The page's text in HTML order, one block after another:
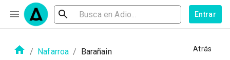
Entrar
/ Nafarroa / Barañain Atrás